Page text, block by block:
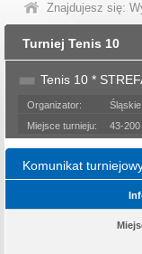
Znajdujesz się:
Turniej Tenis 10
Tenis 10 *
Organizator:
Miejsce turnieju:
43-
Komunikat